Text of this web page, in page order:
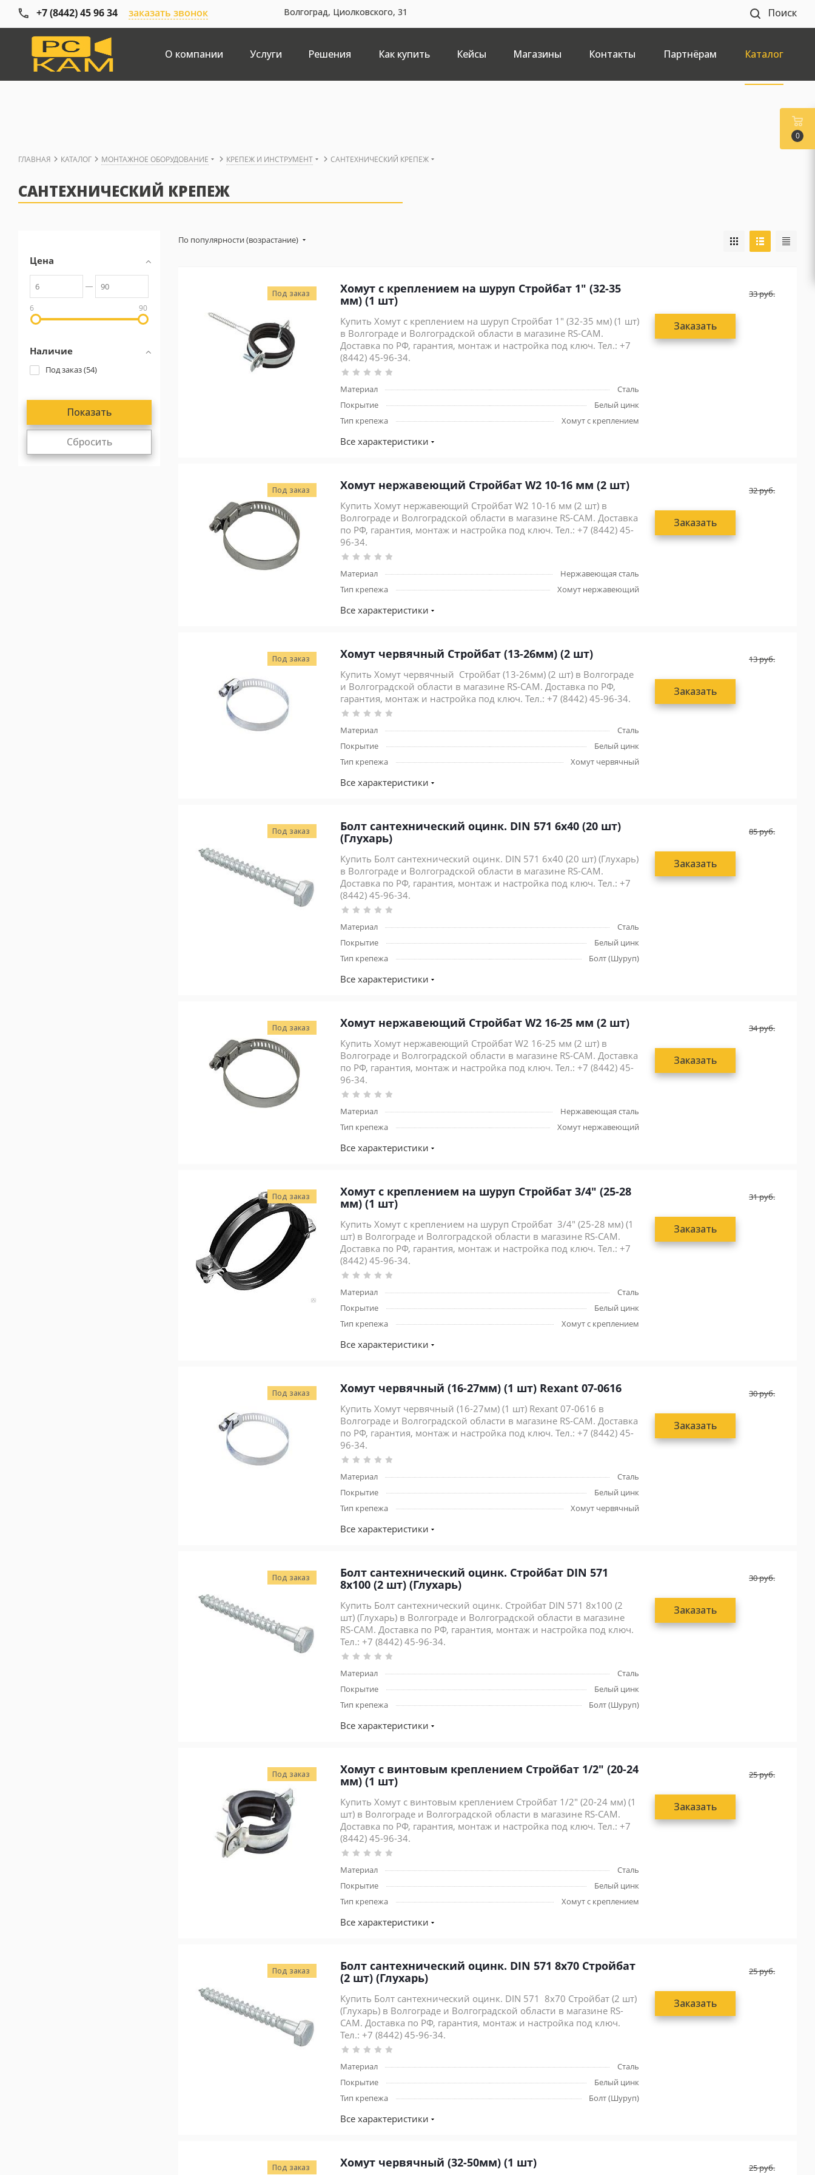
+7 (8442) 45 96 34 заказать звонок Волгоград, Циолковского, 31 Поиск
О компании Услуги Решения Как купить Кейсы Магазины Контакты Партнёрам Каталог
ГЛАВНАЯ КАТАЛОГ МОНТАЖНОЕ ОБОРУДОВАНИЕ КРЕПЕЖ И ИНСТРУМЕНТ САНТЕХНИЧЕСКИЙ КРЕПЕЖ
САНТЕХНИЧЕСКИЙ КРЕПЕЖ
По популярности (возрастание)
Под заказ
Хомут с креплением на шуруп Стройбат 1" (32-35
мм) (1 шт)
Купить Хомут с креплением на шуруп Стройбат 1" (32-35 мм) (1 шт)
в Волгограде и Волгоградской области в магазине RS-CAM.
Доставка по РФ, гарантия, монтаж и настройка под ключ. Тел.: +7
(8442) 45-96-34.
Материал
Сталь
Покрытие
Белый цинк
Тип крепежа
Хомут с креплением
Все характеристики
33руб.
Заказать
Под заказ Хомут нержавеющий Стройбат W2 10-16 мм (2 шт)
Купить Хомут нержавеющий Стройбат W2 10-16 мм (2 шт) в
Волгограде и Волгоградской области в магазине RS-CAM. Доставка
по РФ, гарантия, монтаж и настройка под ключ. Тел.: +7 (8442) 45-
96-34.
Материал
Нержавеющая сталь
Тип крепежа
Хомут нержавеющий
Все характеристики
32руб.
Заказать
Под заказ Хомут червячный Стройбат (13-26мм) (2 шт)
Купить Хомут червячный Стройбат (13-26мм) (2 шт) в Волгограде
и Волгоградской области в магазине RS-CAM. Доставка по РФ,
гарантия, монтаж и настройка под ключ. Тел.: +7 (8442) 45-96-34.
Материал
Сталь
Покрытие
Белый цинк
Тип крепежа
Хомут червячный
Все характеристики
13руб.
Заказать
Под заказ
Болт сантехнический оцинк. DIN 571 6x40 (20 шт)
(Глухарь)
Купить Болт сантехнический оцинк. DIN 571 6x40 (20 шт) (Глухарь)
в Волгограде и Волгоградской области в магазине RS-CAM.
Доставка по РФ, гарантия, монтаж и настройка под ключ. Тел.: +7
(8442) 45-96-34.
Материал
Сталь
Покрытие
Белый цинк
Тип крепежа
Болт (Шуруп)
Все характеристики
85руб.
Заказать
Под заказ Хомут нержавеющий Стройбат W2 16-25 мм (2 шт)
Купить Хомут нержавеющий Стройбат W2 16-25 мм (2 шт) в
Волгограде и Волгоградской области в магазине RS-CAM. Доставка
по РФ, гарантия, монтаж и настройка под ключ. Тел.: +7 (8442) 45-
96-34.
Материал
Нержавеющая сталь
Тип крепежа
Хомут нержавеющий
Все характеристики
34руб.
Заказать
Под заказ
Хомут с креплением на шуруп Стройбат 3/4" (25-28
мм) (1 шт)
Купить Хомут с креплением на шуруп Стройбат 3/4" (25-28 мм) (1
шт) в Волгограде и Волгоградской области в магазине RS-CAM.
Доставка по РФ, гарантия, монтаж и настройка под ключ. Тел.: +7
(8442) 45-96-34.
Материал
Сталь
Покрытие
Белый цинк
Тип крепежа
Хомут с креплением
Все характеристики
31руб.
Заказать
Под заказ Хомут червячный (16-27мм) (1 шт) Rexant 07-0616
Купить Хомут червячный (16-27мм) (1 шт) Rexant 07-0616 в
Волгограде и Волгоградской области в магазине RS-CAM. Доставка
по РФ, гарантия, монтаж и настройка под ключ. Тел.: +7 (8442) 45-
96-34.
Материал
Сталь
Покрытие
Белый цинк
Тип крепежа
Хомут червячный
Все характеристики
30руб.
Заказать
Под заказ
Болт сантехнический оцинк. Стройбат DIN 571
8x100 (2 шт) (Глухарь)
Купить Болт сантехнический оцинк. Стройбат DIN 571 8x100 (2
шт) (Глухарь) в Волгограде и Волгоградской области в магазине
RS-CAM. Доставка по РФ, гарантия, монтаж и настройка под ключ.
Тел.: +7 (8442) 45-96-34.
Материал
Сталь
Покрытие
Белый цинк
Тип крепежа
Болт (Шуруп)
Все характеристики
30руб.
Заказать
Под заказ
Хомут с винтовым креплением Стройбат 1/2" (20-24
мм) (1 шт)
Купить Хомут с винтовым креплением Стройбат 1/2" (20-24 мм) (1
шт) в Волгограде и Волгоградской области в магазине RS-CAM.
Доставка по РФ, гарантия, монтаж и настройка под ключ. Тел.: +7
(8442) 45-96-34.
Материал
Сталь
Покрытие
Белый цинк
Тип крепежа
Хомут с креплением
Все характеристики
25руб.
Заказать
Под заказ
Болт сантехнический оцинк. DIN 571 8x70 Стройбат
(2 шт) (Глухарь)
Купить Болт сантехнический оцинк. DIN 571 8x70 Стройбат (2 шт)
(Глухарь) в Волгограде и Волгоградской области в магазине RS-
CAM. Доставка по РФ, гарантия, монтаж и настройка под ключ.
Тел.: +7 (8442) 45-96-34.
Материал
Сталь
Покрытие
Белый цинк
Тип крепежа
Болт (Шуруп)
Все характеристики
25руб.
Заказать
Под заказ Хомут червячный (32-50мм) (1 шт) 25руб.
Цена
6 90
Наличие
Под заказ (54)
Сбросить
0